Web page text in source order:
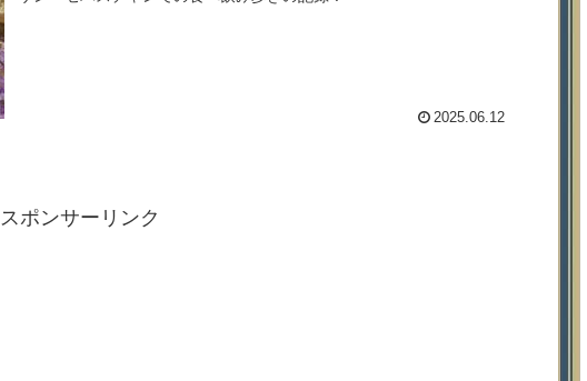
2025.06.12
スポンサーリンク